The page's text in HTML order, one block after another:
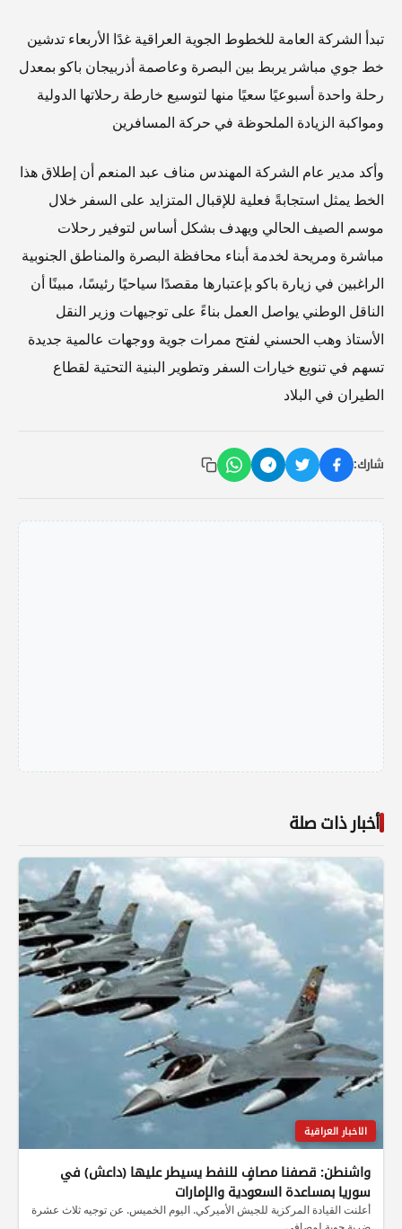
تبدأ الشركة العامة للخطوط الجوية العراقية غدًا الأربعاء تدشين
خط جوي مباشر يربط بين البصرة وعاصمة أذربيجان باكو بمعدل
رحلة واحدة أسبوعيًا سعيًا منها لتوسيع خارطة رحلاتها الدولية
ومواكبة الزيادة الملحوظة في حركة المسافرين
وأكد مدير عام الشركة المهندس مناف عبد المنعم أن إطلاق هذا
الخط يمثل استجابةً فعلية للإقبال المتزايد على السفر خلال
موسم الصيف الحالي ويهدف بشكل أساس لتوفير رحلات
مباشرة ومريحة لخدمة أبناء محافظة البصرة والمناطق الجنوبية
الراغبين في زيارة باكو بإعتبارها مقصدًا سياحيًا رئيسًا، مبينًا أن
الناقل الوطني يواصل العمل بناءً على توجيهات وزير النقل
الأستاذ وهب الحسني لفتح ممرات جوية ووجهات عالمية جديدة
تسهم في تنويع خيارات السفر وتطوير البنية التحتية لقطاع
الطيران في البلاد
شارك:
أخبار ذات صلة
الاخبار العراقية
واشنطن: قصفنا مصافٍ للنفط يسيطر عليها (داعش) في
سوريا بمساعدة السعودية والإمارات
أعلنت القيادة المركزية للجيش الأميركي. اليوم الخميس. عن توجيه ثلاث عشرة